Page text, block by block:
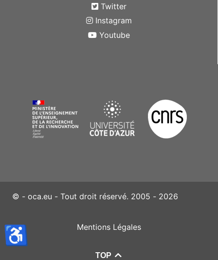
Twitter
Instagram
Youtube
© - oca.eu - Tout droit réservé. 2005 - 2026
Mentions Légales
TOP